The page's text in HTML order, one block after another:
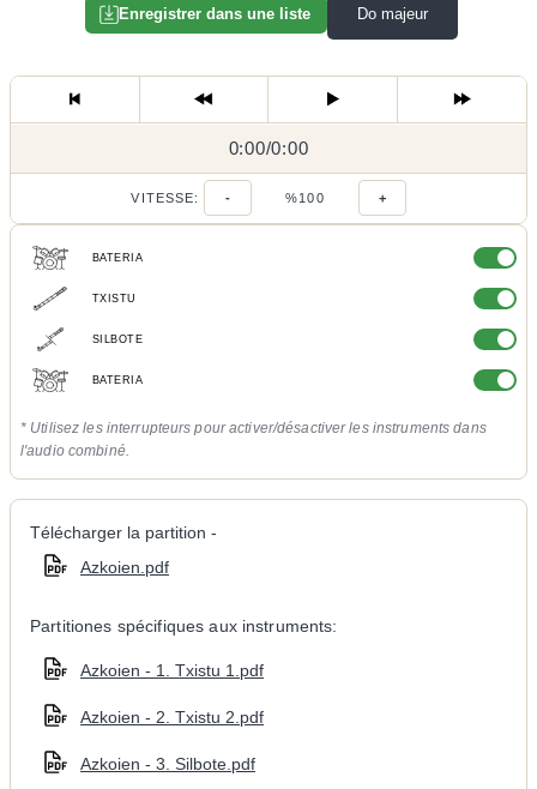
Enregistrer dans une liste Do majeur
0:00/
0:00/0:00
VITESSE: - %100 +
BATERIA
TXISTU
SILBOTE
BATERIA
* Utilisez les interrupteurs pour activer/désactiver les instruments dans
l'audio combiné.
Télécharger la partition -
Azkoien.pdf
Partitiones spécifiques aux instruments:
Azkoien - 1. Txistu 1.pdf
Azkoien - 2. Txistu 2.pdf
Azkoien - 3. Silbote.pdf